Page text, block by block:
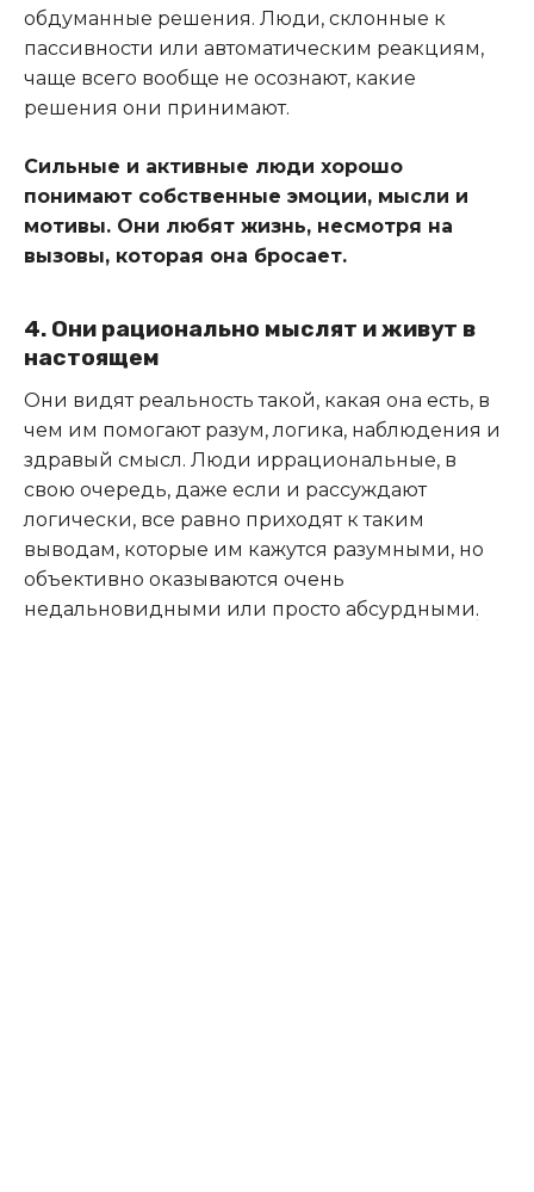
обдуманные решения. Люди, склонные к
пассивности или автоматическим реакциям,
чаще всего вообще не осознают, какие
решения они принимают.
Сильные и активные люди хорошо
понимают собственные эмоции, мысли и
мотивы. Они любят жизнь, несмотря на
вызовы, которая она бросает.
4. Они рационально мыслят и живут в
настоящем
Они видят реальность такой, какая она есть, в
чем им помогают разум, логика, наблюдения и
здравый смысл. Люди иррациональные, в
свою очередь, даже если и рассуждают
логически, все равно приходят к таким
выводам, которые им кажутся разумными, но
объективно оказываются очень
недальновидными или просто абсурдными.